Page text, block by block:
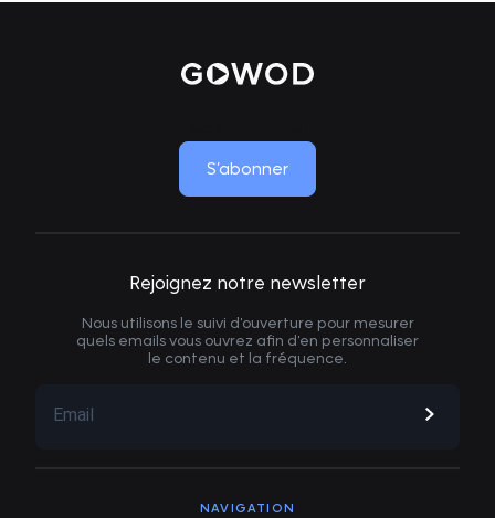
S’abonner
Rejoignez notre newsletter
Nous utilisons le suivi d'ouverture pour mesurer
quels emails vous ouvrez afin d'en personnaliser
le contenu et la fréquence.
NAVIGATION